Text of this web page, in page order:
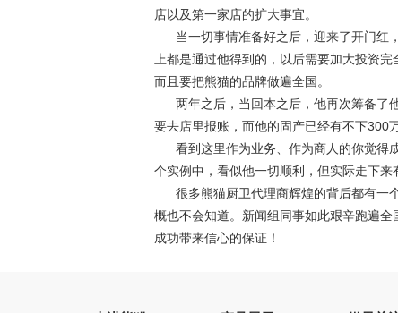
店以及第一家店的扩大事宜。
当一切事情准备好之后，迎来了开门红
上都是通过他得到的，以后需要加大投资
而且要把熊猫的品牌做遍全国。
两年之后，当回本之后，他再次筹备了
要去店里报账，而他的固产已经有不下300
看到这里作为业务、作为商人的你觉得
个实例中，看似他一切顺利，但实际走下
很多熊猫厨卫代理商辉煌的背后都有一
概也不会知道。新闻组同事如此艰辛跑遍
成功带来信心的保证！